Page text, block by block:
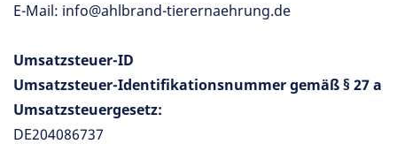
E-Mail: info@ahlbrand-tierernaehrung.de
Umsatzsteuer-ID
Umsatzsteuer-Identifikationsnummer gemäß § 27 a
Umsatzsteuergesetz:
DE204086737